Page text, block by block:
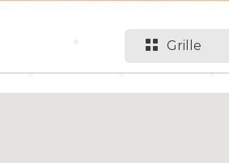
Grille